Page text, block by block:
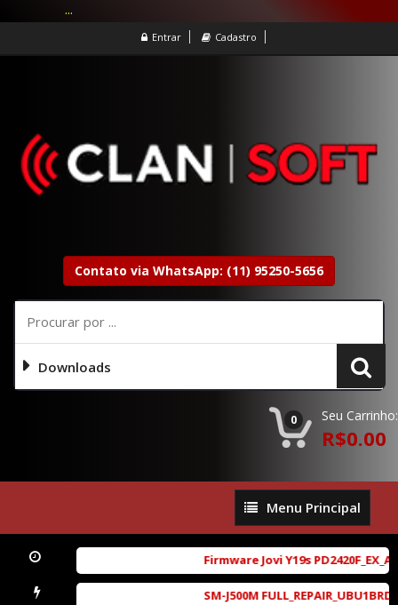
Entrar Cadastro
Contato via WhatsApp: (11) 95250-5656
Downloads
0 Seu Carrinho:
R$0.00
Menu
Principal
Menu Principal
Firmware Jovi Y19s
SM-J500M